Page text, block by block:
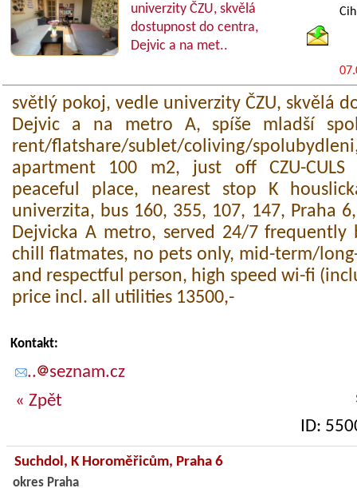
univerzity ČZU, skvělá
dostupnost do centra,
Dejvic a na met..
světlý pokoj, vedle univerzity ČZU, skvělá
Dejvic a na metro A, spíše mladší
rent/flatshare/sublet/coliving/
apartment 100 m2, just off CZU-CULS
peaceful place, nearest stop K
univerzita, bus 160, 355, 107, 147, Praha
Dejvicka A metro, served 24/7
chill flatmates, no pets only, mid-term/
and respectful person, high speed wi-fi
price incl. all utilities 13500,-
Kontakt:
..
seznam.cz
« Zpět
ID:
Suchdol, K Horoměřicům, Praha 6
okres Praha